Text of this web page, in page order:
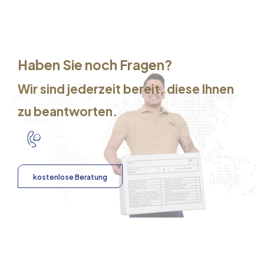
Haben Sie noch Fragen?
Wir sind jederzeit bereit, diese Ihnen
zu beantworten.
kostenlose Beratung